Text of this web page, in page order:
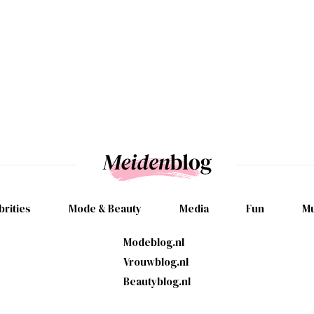
Mode & Beauty Media Fun
Modeblog.nl
Vrouwblog.nl
Beautyblog.nl